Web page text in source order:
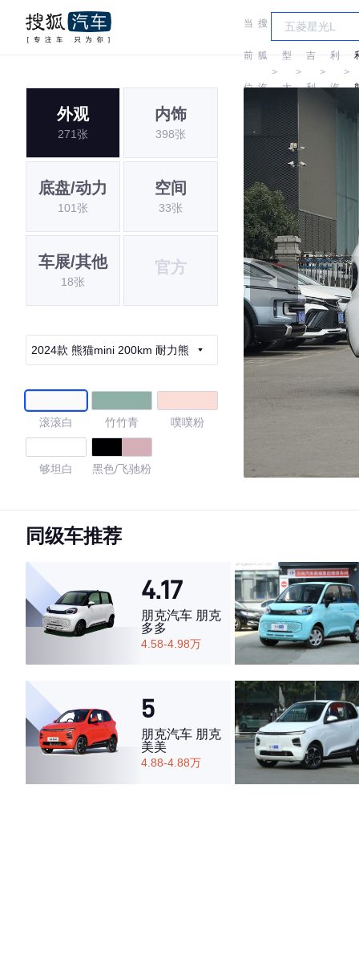
当
前
位
搜
狐
汽
＞
车
型
大
全
＞
吉
利
＞
吉
利
汽
＞
外观
271张
内饰
398张
底盘/动力
101张
空间
33张
车展/其他
18张
官方
2024款 熊猫mini 200km 耐力熊
滚滚白 竹竹青 噗噗粉
够坦白 黑色/飞驰粉
4.7
·外观表现较为优秀，优于60%同级车
·内饰表现较为优秀，优于77%同级车
·空间表现较为优秀，优于64%同级车
同级车推荐
4.17
朋克汽车 朋克
多多
4.58-4.98万
5
朋克汽车 朋克
美美
4.88-4.88万